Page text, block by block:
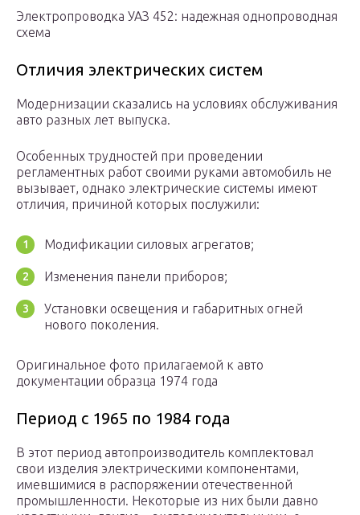
Электропроводка УАЗ 452: надежная однопроводная
схема
Отличия электрических систем
Модернизации сказались на условиях обслуживания
авто разных лет выпуска.
Особенных трудностей при проведении
регламентных работ своими руками автомобиль не
вызывает, однако электрические системы имеют
отличия, причиной которых послужили:
Модификации силовых агрегатов;
Изменения панели приборов;
Установки освещения и габаритных огней
нового поколения.
Оригинальное фото прилагаемой к авто
документации образца 1974 года
Период с 1965 по 1984 года
В этот период автопроизводитель комплектовал
свои изделия электрическими компонентами,
имевшимися в распоряжении отечественной
промышленности. Некоторые из них были давно